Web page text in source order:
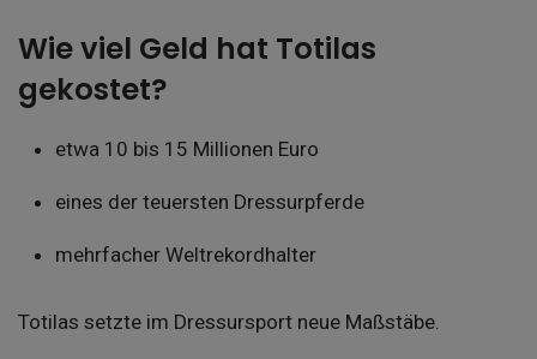
Wie viel Geld hat Totilas
gekostet?
etwa 10 bis 15 Millionen Euro
eines der teuersten Dressurpferde
mehrfacher Weltrekordhalter
Totilas setzte im Dressursport neue Maßstäbe.